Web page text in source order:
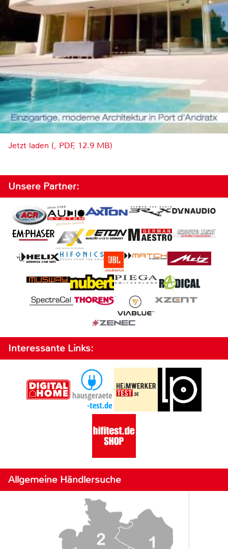
Jetzt laden (, PDF, 12.9 MB)
Unsere Partner:
Interessante Links:
Allgemeine Händlersuche